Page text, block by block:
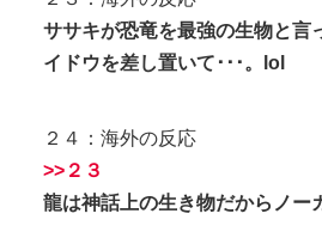
ササキが恐竜を最強の生物と言
イドウを差し置いて･･･。lol
２４：海外の反応
>>２３
龍は神話上の生き物だからノー